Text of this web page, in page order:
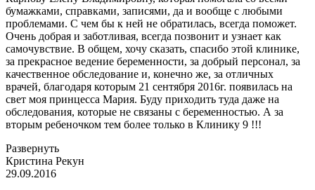
бумажками, справками, записями, да и вообще с любыми
проблемами. С чем бы к ней не обратилась, всегда поможет.
Очень добрая и заботливая, всегда позвонит и узнает как
самочувствие. В общем, хочу сказать, спасибо этой клинике,
за прекрасное ведение беременности, за добрый персонал, за
качественное обследование и, конечно же, за отличных
врачей, благодаря которым 21 сентября 2016г. появилась на
свет моя принцесса Мария. Буду приходить туда даже на
обследования, которые не связаны с беременностью. А за
вторым ребеночком тем более только в Клинику 9 !!!
Развернуть
Кристина Рекун
29.09.2016